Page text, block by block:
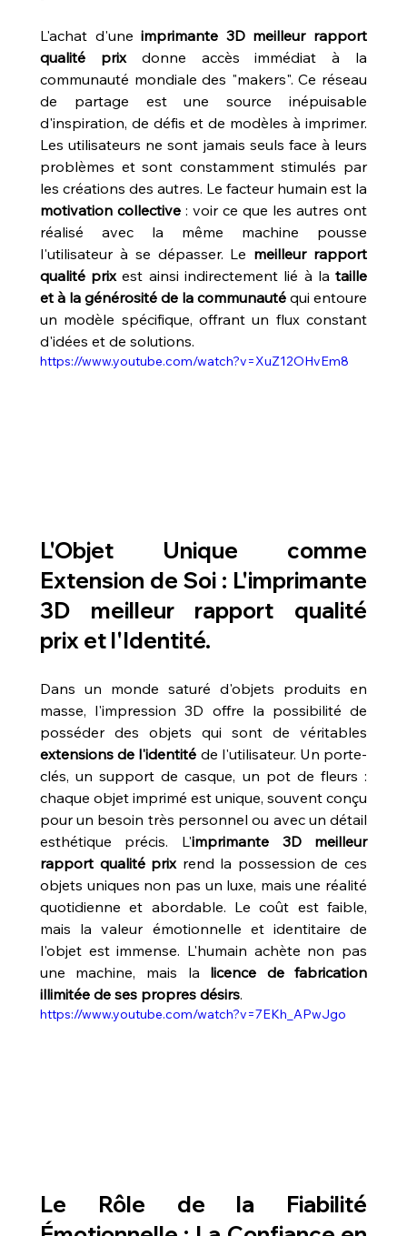
L'achat d'une imprimante 3D meilleur rapport
qualité prix donne accès immédiat à la
communauté mondiale des "makers". Ce réseau
de partage est une source inépuisable
d'inspiration, de défis et de modèles à imprimer.
Les utilisateurs ne sont jamais seuls face à leurs
problèmes et sont constamment stimulés par
motivation collective : voir ce que les autres ont
réalisé avec la même machine pousse
l'utilisateur à se dépasser. Le meilleur rapport
qualité prix est ainsi indirectement lié à la taille
et à la générosité de la communauté qui entoure
un modèle spécifique, offrant un flux constant
d'idées et de solutions.
https://www.youtube.com/watch?v=XuZ12OHvEm8
L'Objet Unique comme
Extension de Soi : L'imprimante
3D meilleur rapport qualité
prix et l'Identité.
Dans un monde saturé d'objets produits en
masse, l'impression 3D offre la possibilité de
extensions de l'identité de l'utilisateur. Un porte-
clés, un support de casque, un pot de fleurs :
chaque objet imprimé est unique, souvent conçu
pour un besoin très personnel ou avec un détail
esthétique précis. L'imprimante 3D meilleur
rapport qualité prix rend la possession de ces
objets uniques non pas un luxe, mais une réalité
quotidienne et abordable. Le coût est faible,
mais la valeur émotionnelle et identitaire de
l'objet est immense. L'humain achète non pas
une machine, mais la licence de fabrication
illimitée de ses propres désirs.
https://www.youtube.com/watch?v=7EKh_APwJgo
Le Rôle de la Fiabilité